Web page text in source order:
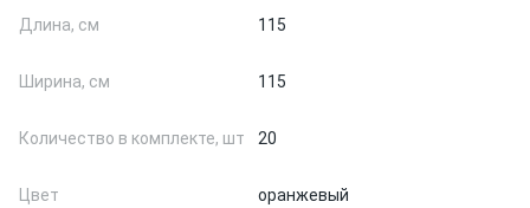
Длина, см 115
Ширина, см 115
Количество в комплекте, шт 20
Цвет оранжевый